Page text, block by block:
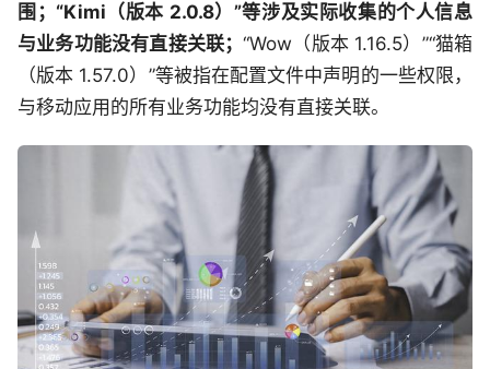
围；“Kimi（版本 2.0.8）”等涉及实际收集的个人信息
与业务功能没有直接关联；“Wow（版本 1.16.5）”“猫箱
（版本 1.57.0）”等被指在配置文件中声明的一些权限，
与移动应用的所有业务功能均没有直接关联。